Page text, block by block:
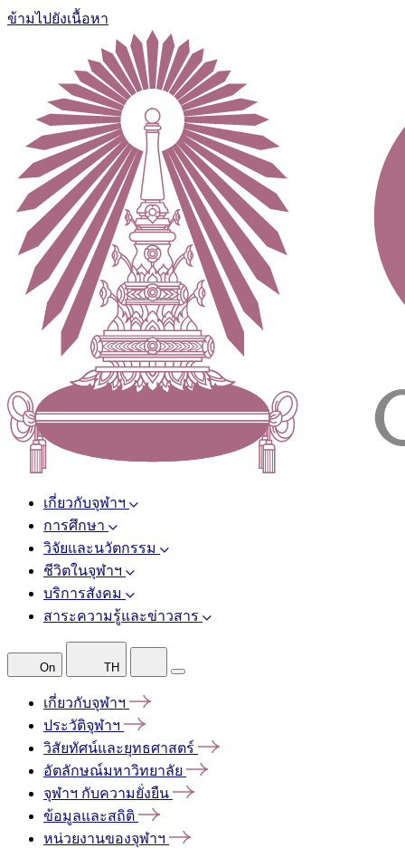
ข้ามไปยังเนื้อหา
เกี่ยวกับจุฬาฯ
การศึกษา
วิจัยและนวัตกรรม
ชีวิตในจุฬาฯ
บริการสังคม
สาระความรู้และข่าวสาร
On TH
เกี่ยวกับจุฬาฯ
ประวัติจุฬาฯ
วิสัยทัศน์และยุทธศาสตร์
อัตลักษณ์มหาวิทยาลัย
จุฬาฯ กับความยั่งยืน
ข้อมูลและสถิติ
หน่วยงานของจุฬาฯ